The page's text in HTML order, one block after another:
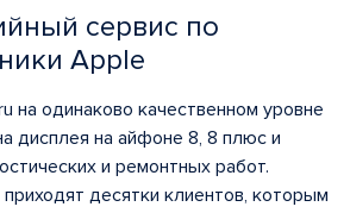
сервис по
Apple
на одинаково качественном уровне
дисплея на айфоне 8, 8 плюс и
и ремонтных работ.
десятки клиентов, которым